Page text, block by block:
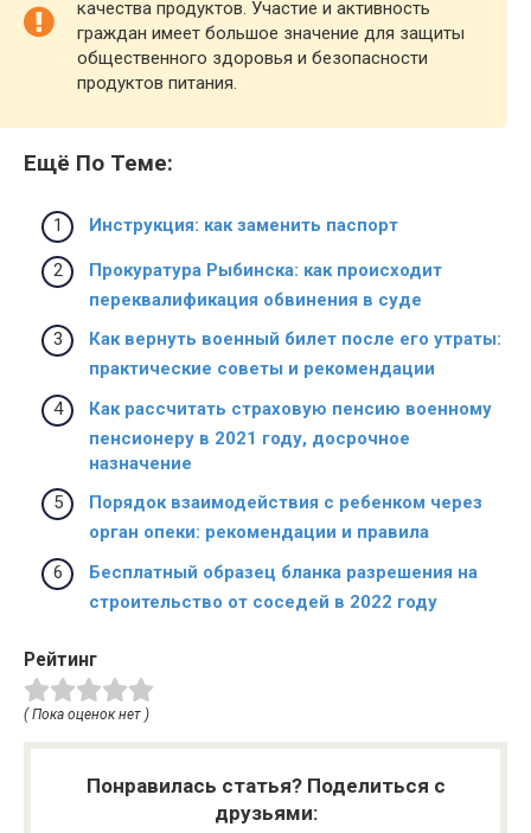
качества продуктов. Участие и активность
граждан имеет большое значение для защиты
общественного здоровья и безопасности
продуктов питания.
Ещё По Теме:
Инструкция: как заменить паспорт
Прокуратура Рыбинска: как происходит
переквалификация обвинения в суде
Как вернуть военный билет после его утраты:
практические советы и рекомендации
Как рассчитать страховую пенсию военному
пенсионеру в 2021 году, досрочное
назначение
Порядок взаимодействия с ребенком через
орган опеки: рекомендации и правила
Бесплатный образец бланка разрешения на
строительство от соседей в 2022 году
Рейтинг
( Пока оценок нет )
Понравилась статья? Поделиться с
друзьями: